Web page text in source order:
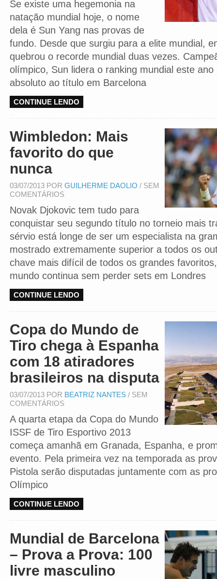
Se existe uma hegemonia na
natação mundial hoje, o nome
dela é Sun Yang nas provas de
fundo. Desde que surgiu para a elite mundial,
quebrou o recorde mundial duas vezes.
olímpico, Sun lidera o ranking mundial este
absoluto ao título em Barcelona
CONTINUE LENDO
Wimbledon: Mais
favorito do que
nunca
03/07/2013 POR GUILHERME DAOLIO / SEM
COMENTÁRIOS
Novak Djokovic tem tudo para
conquistar seu segundo título no torneio mais
sérvio está longe de ser um especialista na
mostrado extremamente superior a todos os
chave mais difícil de todos os grandes
mundo continua sem perder sets em Londres
CONTINUE LENDO
Copa do Mundo de
Tiro chega à Espanha
com 18 atiradores
brasileiros na disputa
03/07/2013 POR BEATRIZ NANTES / SEM
COMENTÁRIOS
A quarta etapa da Copa do Mundo
ISSF de Tiro Esportivo 2013
começa amanhã em Granada, Espanha, e
evento. Pela primeira vez na temporada as
Pistola serão disputadas juntamente com as
Olímpico
CONTINUE LENDO
Mundial de Barcelona
– Prova a Prova: 100
livre masculino